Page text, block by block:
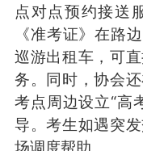
点对点预约接送
《准考证》在路
巡游出租车，可
务。同时，协会
考点周边设立“高
导。考生如遇突
场调度帮助。